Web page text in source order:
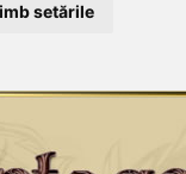
setările